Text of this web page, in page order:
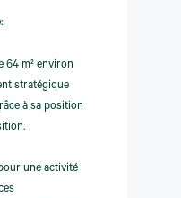
64 m² environ
stratégique
à sa position
une activité